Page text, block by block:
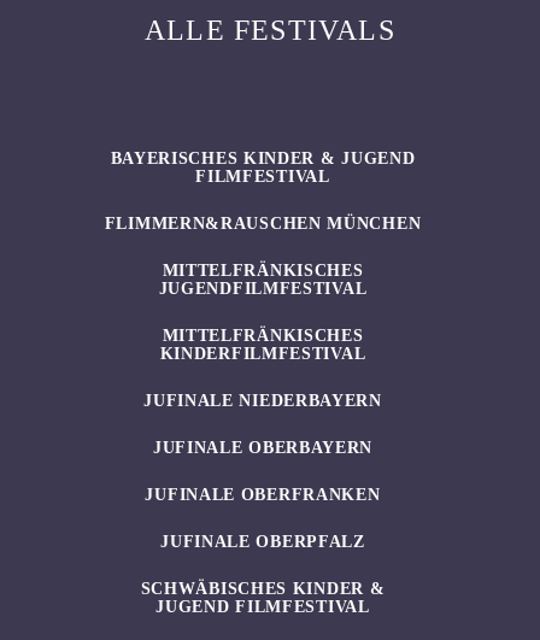
ALLE FESTIVALS
BAYERISCHES KINDER & JUGEND
FILMFESTIVAL
FLIMMERN&RAUSCHEN MÜNCHEN
MITTELFRÄNKISCHES
JUGENDFILMFESTIVAL
MITTELFRÄNKISCHES
KINDERFILMFESTIVAL
JUFINALE NIEDERBAYERN
JUFINALE OBERBAYERN
JUFINALE OBERFRANKEN
JUFINALE OBERPFALZ
SCHWÄBISCHES KINDER &
JUGEND FILMFESTIVAL